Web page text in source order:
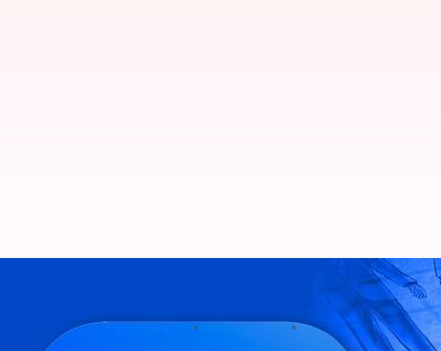
ఇంటెల్ సిఈఓ బాటలో జూమ్
Nishkala Sathivada Feb 08, 2023 01:45 pm